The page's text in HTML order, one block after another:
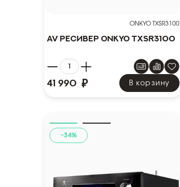
ONKYO TXSR3100
AV ресивер Onkyo TXSR3100
41 990 ₽ В корзину
-34%